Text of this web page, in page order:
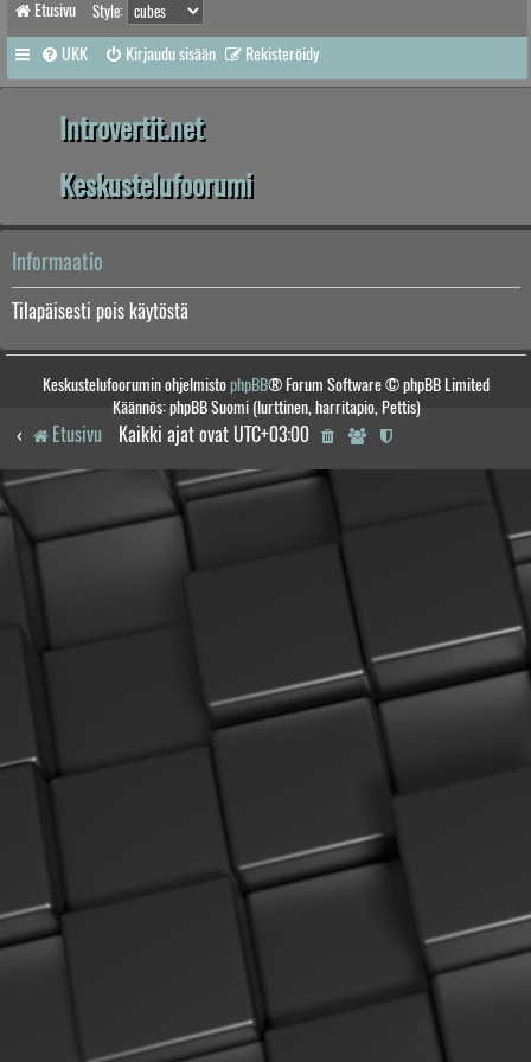
Etusivu Style:
UKK Kirjaudu sisään Rekisteröidy
Introvertit.net
Keskustelufoorumi
Informaatio
Tilapäisesti pois käytöstä
Keskustelufoorumin ohjelmistophpBB® Forum Software © phpBB Limited
Käännös: phpBB Suomi (lurttinen, harritapio, Pettis)
Etusivu Kaikki ajat ovat UTC+03:00